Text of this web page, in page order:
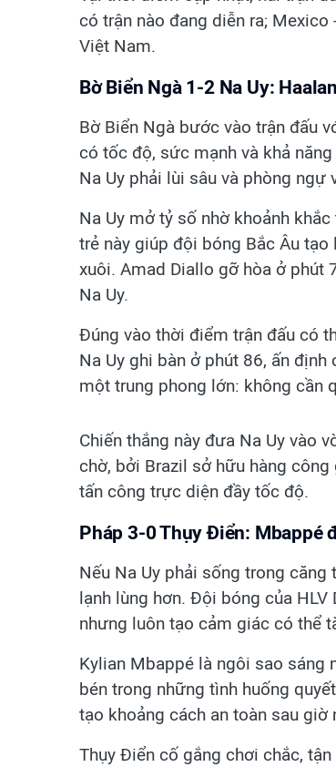
có trận nào đang diễn ra;
Việt Nam.
Bờ Biển Ngà 1-2 Na Uy:
Bờ Biển Ngà bước vào trận đấu
có tốc độ, sức mạnh và khả
Na Uy phải lùi sâu và phòng ngự
Na Uy mở tỷ số nhờ khoảnh
trẻ này giúp đội bóng Bắc Âu
xuôi. Amad Diallo gỡ hòa ở phút
Na Uy.
Đúng vào thời điểm trận đấu có
Na Uy ghi bàn ở phút 86, ấn
một trung phong lớn: không cần
Chiến thắng này đưa Na Uy vào
chờ, bởi Brazil sở hữu hàng
tấn công trực diện đầy tốc độ.
Pháp 3-0 Thụy Điển: Mbappé
Nếu Na Uy phải sống trong
lạnh lùng hơn. Đội bóng của
nhưng luôn tạo cảm giác có thể
Kylian Mbappé là ngôi sao sáng
bén trong những tình huống
tạo khoảng cách an toàn sau giờ
Thụy Điển cố gắng chơi chắc,